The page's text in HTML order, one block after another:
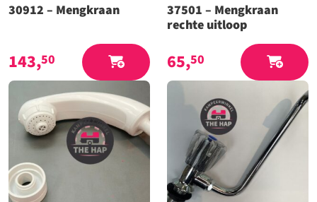
30912 – Mengkraan
143,50
37501 – Mengkraan
rechte uitloop
65,50